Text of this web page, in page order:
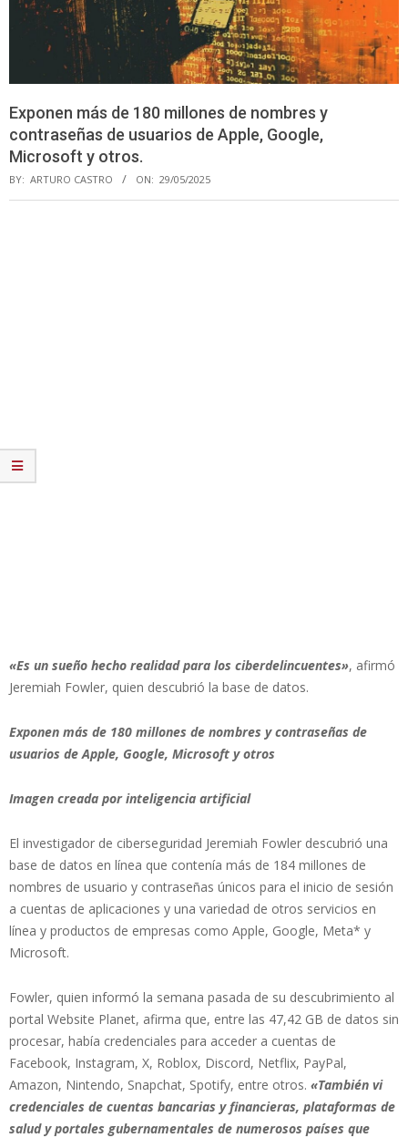
Exponen más de 180 millones de nombres y
contraseñas de usuarios de Apple, Google,
Microsoft y otros.
BY: ARTURO CASTRO ON: 29/05/2025
«Es un sueño hecho realidad para los ciberdelincuentes», afirmó
Jeremiah Fowler, quien descubrió la base de datos.
Exponen más de 180 millones de nombres y contraseñas de
usuarios de Apple, Google, Microsoft y otros
Imagen creada por inteligencia artificial
El investigador de ciberseguridad Jeremiah Fowler descubrió una
base de datos en línea que contenía más de 184 millones de
nombres de usuario y contraseñas únicos para el inicio de sesión
a cuentas de aplicaciones y una variedad de otros servicios en
línea y productos de empresas como Apple, Google, Meta* y
Microsoft.
Fowler, quien informó la semana pasada de su descubrimiento al
portal Website Planet, afirma que, entre las 47,42 GB de datos sin
procesar, había credenciales para acceder a cuentas de
Facebook, Instagram, X, Roblox, Discord, Netflix, PayPal,
Amazon, Nintendo, Snapchat, Spotify, entre otros. «También vi
credenciales de cuentas bancarias y financieras, plataformas de
salud y portales gubernamentales de numerosos países que